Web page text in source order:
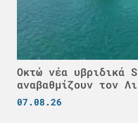
Οκτώ νέα
αναβαθμίζουν τον
07.08.26